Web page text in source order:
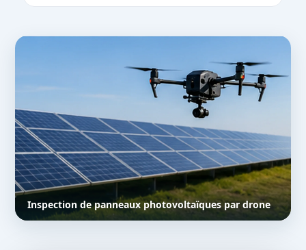
Inspection de panneaux photovoltaïques par drone